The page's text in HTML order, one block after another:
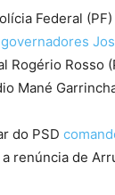
Federal
Rogério Rosso
Mané
do PSD
renúncia de